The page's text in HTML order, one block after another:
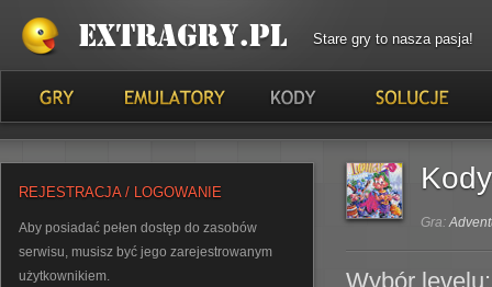
Stare gry to nasza pasja!
REJESTRACJA / LOGOWANIE
Aby posiadać pełen dostęp do zasobów
serwisu, musisz być jego zarejestrowanym
użytkownikiem.
Gra:
Wybór levelu: